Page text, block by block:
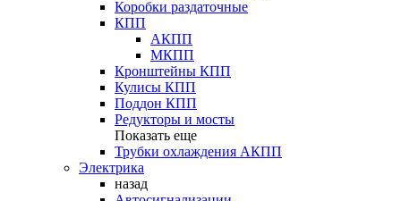
Коробки раздаточные
КПП
АКПП
МКПП
Кронштейны КПП
Кулисы КПП
Поддон КПП
Редукторы и мосты
Показать еще
Трубки охлаждения АКПП
Электрика
назад